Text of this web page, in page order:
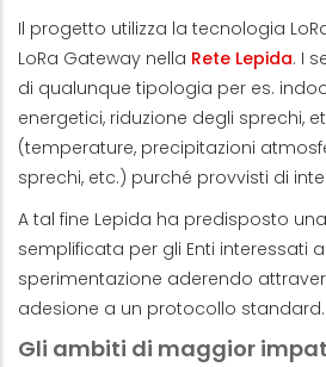
Il progetto utilizza la tecnologia
LoRa Gateway nella Rete Lepida. I
di qualunque tipologia per es.
energetici, riduzione degli sprechi,
(temperature, precipitazioni
sprechi, etc.) purché provvisti di
A tal fine Lepida ha predisposto
semplificata per gli Enti interessati
sperimentazione aderendo
adesione a un protocollo standard.
Gli ambiti di maggior